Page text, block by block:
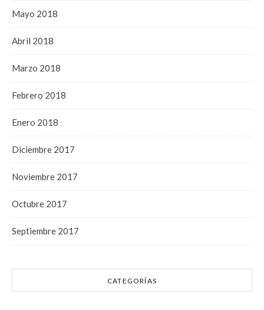
Mayo 2018
Abril 2018
Marzo 2018
Febrero 2018
Enero 2018
Diciembre 2017
Noviembre 2017
Octubre 2017
Septiembre 2017
CATEGORÍAS